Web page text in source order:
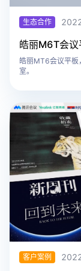
生态合作
皓丽M6T会议
皓丽MT6会议平板
室。
客户案例